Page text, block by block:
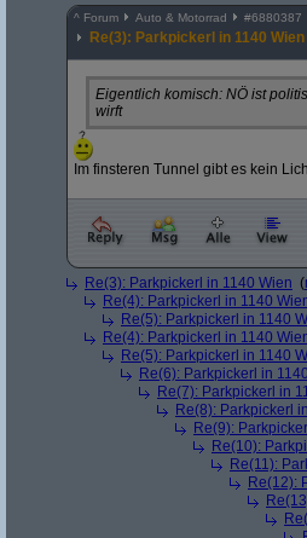
^ Forum Auto & Motorrad #6880387
Re(3): Parkpickerl in 1140 Wien
Eigentlich komisch: NÖ ist
wirft
Im finsteren Tunnel gibt es kein
Re(3): Parkpickerl in 1140 Wien (
Re(4): Parkpickerl in 1140
Re(5): Parkpickerl in 1140
Re(4): Parkpickerl in 1140
Re(5): Parkpickerl in 1140
Re(6): Parkpickerl in
Re(7): Parkpickerl in
Re(8): Parkpickerl
Re(9):
Re(10):
Re(11):
Re(12):